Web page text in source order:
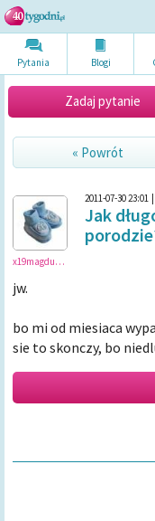
Pytania Blogi
Zadaj pytanie
« Powrót
x19magdus91x
2011-07-30 23:01
Jak
jw.
bo mi od miesiaca
sie to skonczy, bo